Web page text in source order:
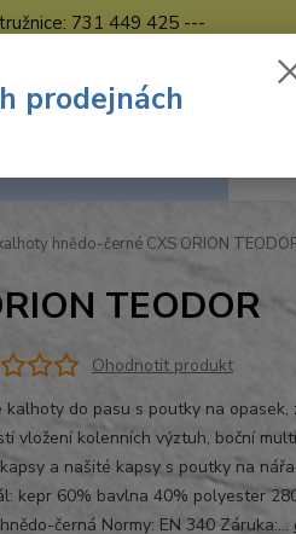
731 449 425 ---
rady? Zavolejte.
hnědo-černé CXS ORION
TEODOR
Ohodnotit produkt
kalhoty do pasu s poutky na opasek,
vložení kolenních výztuh, boční
a našité kapsy s poutky na
kepr 60% bavlna 40% polyester
černá Normy: EN 340 Záruka:...
prodejnách